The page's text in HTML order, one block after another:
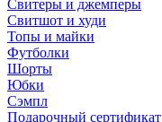
Свитеры и джемперы
Свитшот и худи
Топы и майки
Футболки
Шорты
Юбки
Сэмпл
Подарочный сертификат